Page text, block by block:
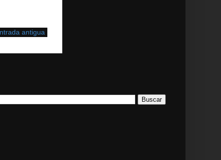
antigua